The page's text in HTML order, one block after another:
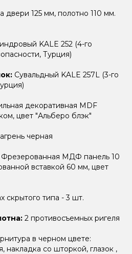
двери 125 мм, полотно 110 мм.
KALE 252 (4-го
Турция)
Сувальдный KALE 257L (3-го
декоративная MDF
цвет "Альберо блэк"
черная
Фрезерованная МДФ панель 10
вставкой 60 мм, цвет
скрытого типа - 3 шт.
2 противосъемных ригеля
в черном цвете:
накладка со шторкой, глазок ,